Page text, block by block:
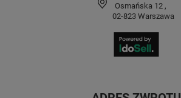
Osmańska 12 ,
02-823 Warszawa